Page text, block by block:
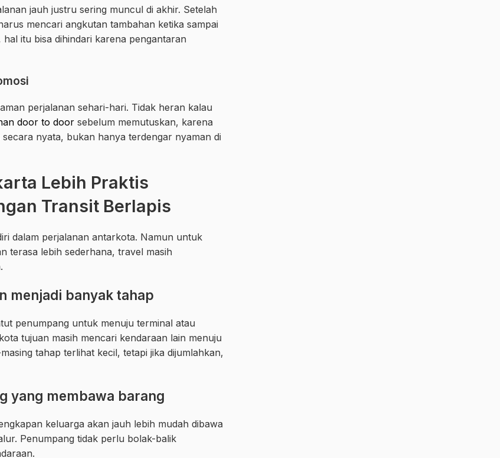
jauh justru sering muncul di akhir. Setelah
mencari angkutan tambahan ketika sampai
itu bisa dihindari karena pengantaran
perjalanan sehari-hari. Tidak heran kalau
door to door sebelum memutuskan, karena
nyata, bukan hanya terdengar nyaman di
Lebih Praktis
Transit Berlapis
dalam perjalanan antarkota. Namun untuk
terasa lebih sederhana, travel masih
menjadi banyak tahap
penumpang untuk menuju terminal atau
tujuan masih mencari kendaraan lain menuju
tahap terlihat kecil, tetapi jika dijumlahkan,
yang membawa barang
keluarga akan jauh lebih mudah dibawa
Penumpang tidak perlu bolak-balik